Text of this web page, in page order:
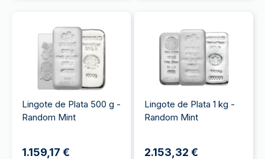
Lingote de Plata 500 g -
Random Mint
1.159,17 €
Lingote de Plata 1 kg -
Random Mint
2.153,32 €